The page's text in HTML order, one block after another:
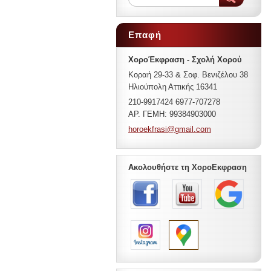
Επαφή
ΧοροΈκφραση - Σχολή Χορού
Κοραή 29-33 & Σοφ. Βενιζέλου 38
Ηλιούπολη Αττικής 16341
210-9917424 6977-707278
ΑΡ. ΓΕΜΗ: 99384903000
horoekfrasi@gmai l.com
Ακολουθήστε τη ΧοροΕκφραση